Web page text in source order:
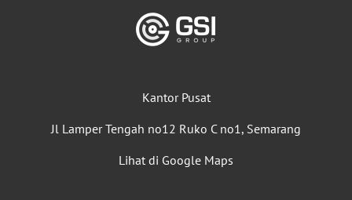
Kantor Pusat
Jl Lamper Tengah no12 Ruko C no1, Semarang
Lihat di Google Maps